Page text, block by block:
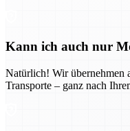
Kann ich auch nur
Natürlich! Wir übernehmen
Transporte – ganz nach